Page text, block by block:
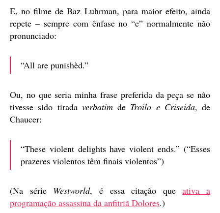
E, no filme de Baz Luhrman, para maior efeito, ainda
repete – sempre com ênfase no “e” normalmente não
pronunciado:
“All are punishèd.”
Ou, no que seria minha frase preferida da peça se não
tivesse sido tirada verbatimde Troilo e Criseida, de
Chaucer:
“These violent delights have violent ends.” (“Esses
prazeres violentos têm finais violentos”)
(Na série Westworld, é essa citação queativa a
programação assassina da anfitriã Dolores.)